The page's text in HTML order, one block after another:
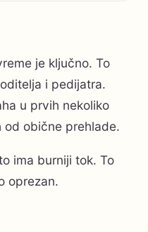
je ključno. To
i pedijatra.
u prvih nekoliko
od obične prehlade.
ima burniji tok. To
oprezan.